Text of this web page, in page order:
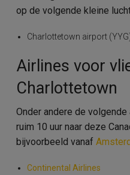
op de volgende kleine
Charlottetown airport
Airlines voor
Charlottetown
Onder andere de
ruim 10 uur naar deze
bijvoorbeeld vanaf
Continental Airlines